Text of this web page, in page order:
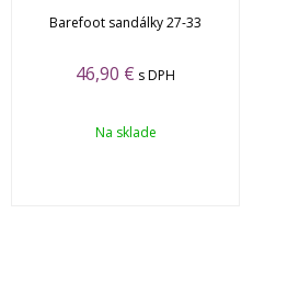
Barefoot sandálky 27-33
46,90 € s DPH
Na sklade